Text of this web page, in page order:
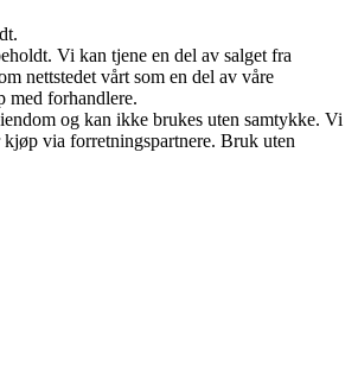
Vi kan tjene en del av salget fra
nettstedet vårt som en del av våre
med forhandlere.
og kan ikke brukes uten samtykke. Vi
via forretningspartnere. Bruk uten